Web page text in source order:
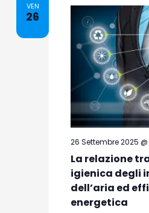
VEN
26
26 Settembre 2025
La relazione
igienica degli
dell’aria ed
energetica